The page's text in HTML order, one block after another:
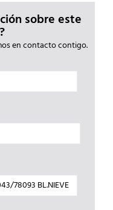
sobre este
en contacto contigo.